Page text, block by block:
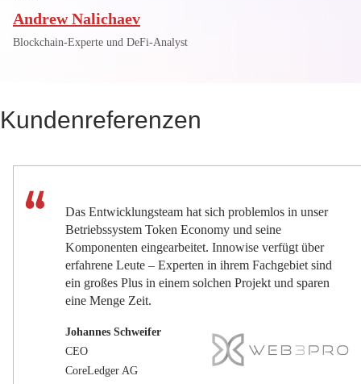
Andrew Nalichaev
Blockchain-Experte und DeFi-Analyst
Kundenreferenzen
Das Entwicklungsteam hat sich problemlos in unser
Betriebssystem Token Economy und seine
Komponenten eingearbeitet. Innowise verfügt über
erfahrene Leute – Experten in ihrem Fachgebiet sind
ein großes Plus in einem solchen Projekt und sparen
eine Menge Zeit.
Johannes Schweifer
CEO
CoreLedger AG